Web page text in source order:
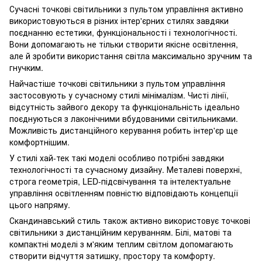
Сучасні точкові світильники з пультом управління активно
використовуються в різних інтер'єрних стилях завдяки
поєднанню естетики, функціональності і технологічності.
Вони допомагають не тільки створити якісне освітлення,
але й зробити використання світла максимально зручним та
гнучким.
Найчастіше точкові світильники з пультом управління
застосовують у сучасному стилі мінімалізм. Чисті лінії,
відсутність зайвого декору та функціональність ідеально
поєднуються з лаконічними вбудованими світильниками.
Можливість дистанційного керування робить інтер'єр ще
комфортнішим.
У стилі хай-тек такі моделі особливо потрібні завдяки
технологічності та сучасному дизайну. Металеві поверхні,
строга геометрія, LED-підсвічування та інтелектуальне
управління освітленням повністю відповідають концепції
цього напряму.
Скандинавський стиль також активно використовує точкові
світильники з дистанційним керуванням. Білі, матові та
компактні моделі з м'яким теплим світлом допомагають
створити відчуття затишку, простору та комфорту.